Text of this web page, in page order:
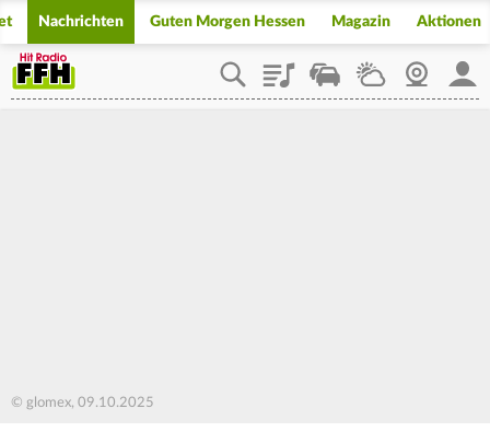
Nachrichten Guten Morgen Hessen Magazin Aktionen
PlaylistStaupilotWetterWebcam
© glomex, 09.10.2025